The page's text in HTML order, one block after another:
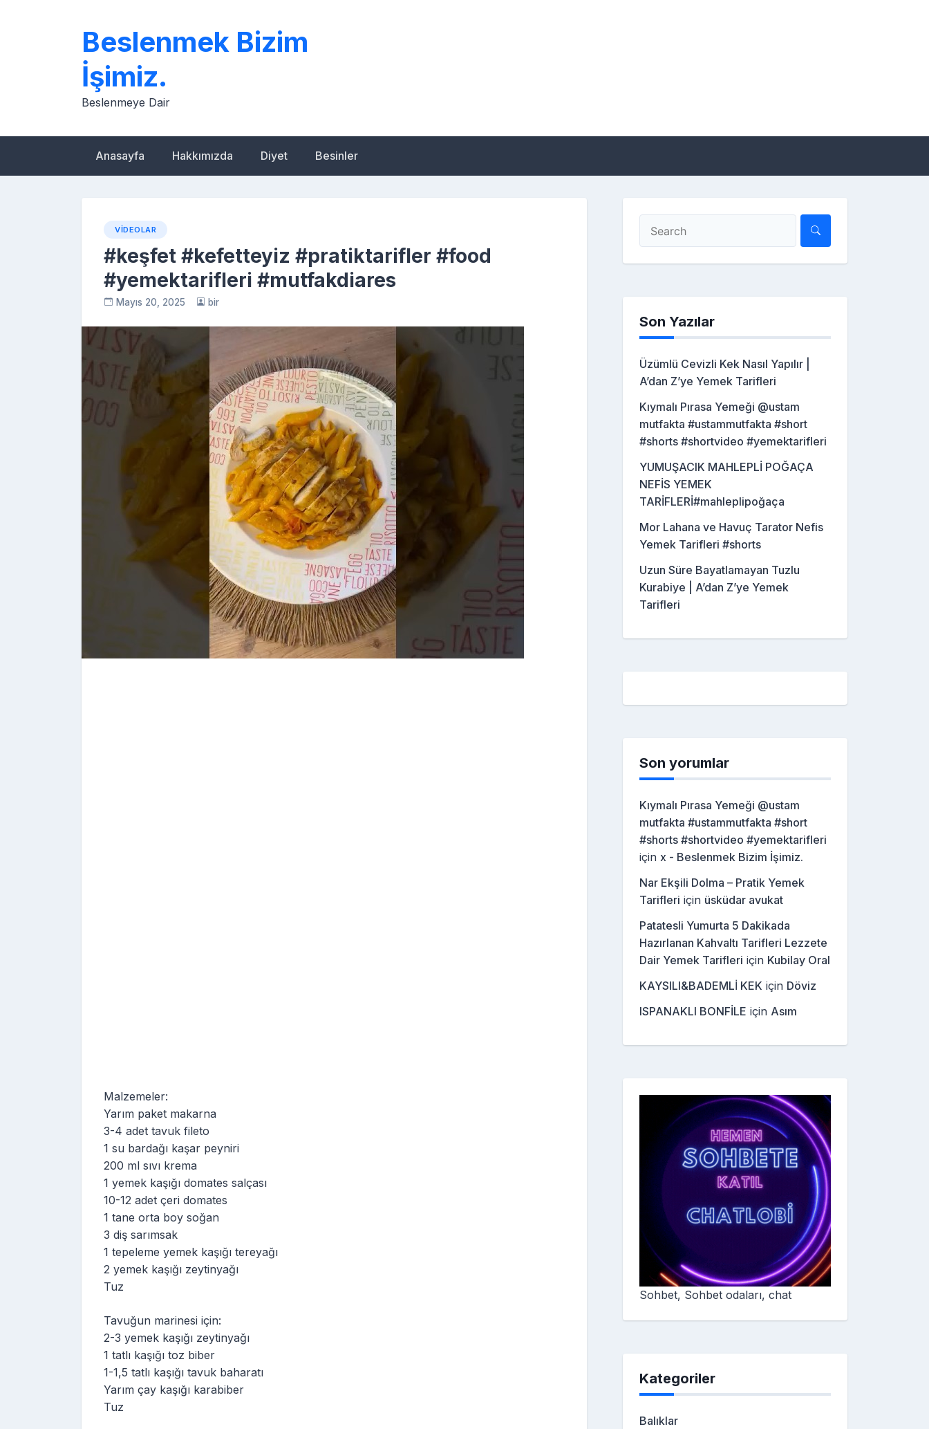
Beslenmek Bizim
İşimiz.
Beslenmeye Dair
Anasayfa Hakkımızda Diyet Besinler
VIDEOLAR
#keşfet #kefetteyiz #pratiktarifler #food
#yemektarifleri #mutfakdiares
Mayıs 20, 2025 bir
Malzemeler:
Yarım paket makarna
3-4 adet tavuk fileto
1 su bardağı kaşar peyniri
200 ml sıvı krema
1 yemek kaşığı domates salçası
10-12 adet çeri domates
1 tane orta boy soğan
3 diş sarımsak
1 tepeleme yemek kaşığı tereyağı
2 yemek kaşığı zeytinyağı
Tuz
Tavuğun marinesi için:
2-3 yemek kaşığı zeytinyağı
1 tatlı kaşığı toz biber
1-1,5 tatlı kaşığı tavuk baharatı
Yarım çay kaşığı karabiber
Tuz
Son Yazılar
Üzümlü Cevizli Kek Nasıl Yapılır |
A’dan Z’ye Yemek Tarifleri
Kıymalı Pırasa Yemeği @ustam
mutfakta #ustammutfakta #short
#shorts #shortvideo #yemektarifleri
YUMUŞACIK MAHLEPLİ POĞAÇA
NEFİS YEMEK
TARİFLERİ#mahleplipoğaça
Mor Lahana ve Havuç Tarator Nefis
Yemek Tarifleri #shorts
Uzun Süre Bayatlamayan Tuzlu
Kurabiye | A’dan Z’ye Yemek
Tarifleri
Son yorumlar
Kıymalı Pırasa Yemeği @ustam
mutfakta #ustammutfakta #short
#shorts #shortvideo #yemektarifleri
için x - Beslenmek Bizim İşimiz.
Nar Ekşili Dolma – Pratik Yemek
Tarifleri için üsküdar avukat
Patatesli Yumurta 5 Dakikada
Hazırlanan Kahvaltı Tarifleri Lezzete
Dair Yemek Tarifleri için Kubilay Oral
KAYSILI&BADEMLİ KEK için Döviz
ISPANAKLI BONFİLE için Asım
Sohbet, Sohbet odaları, chat
Kategoriler
Balıklar